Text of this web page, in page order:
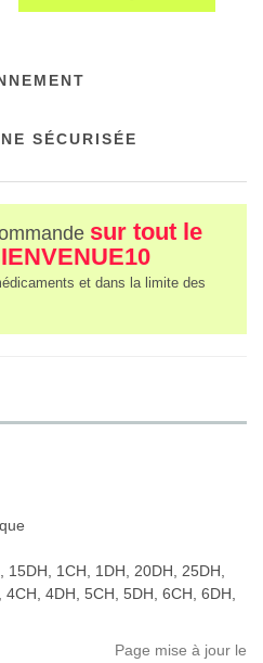
SÉCURISÉE
sur tout le
et dans la limite des
15DH, 1CH, 1DH, 20DH, 25DH,
4DH, 5CH, 5DH, 6CH, 6DH,
Page mise à jour le